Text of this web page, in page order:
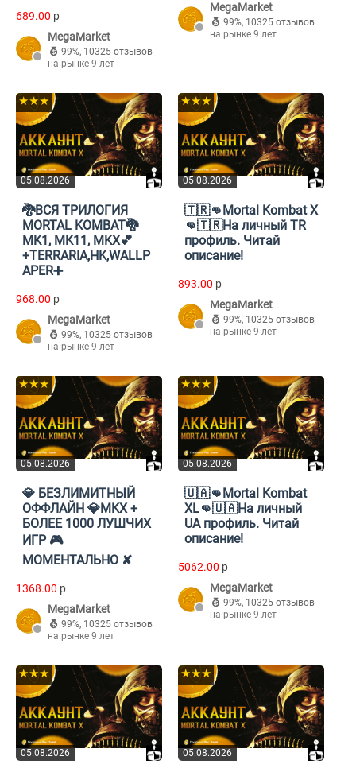
689.00 p
MegaMarket
99%, 10325 отзывов
на рынке 9 лет
MegaMarket
99%, 10325 отзывов
на рынке 9 лет
05.08.2026
★★★
🐉ВСЯ ТРИЛОГИЯ
MORTAL KOMBAT🐉
MK1, MK11, MKX💕
+TERRARIA,HK,WALLP
APER➕
968.00 p
MegaMarket
99%, 10325 отзывов
на рынке 9 лет
05.08.2026
★★★
🇹🇷👊Mortal Kombat X
👊🇹🇷На личный TR
профиль. Читай
описание!
893.00 p
MegaMarket
99%, 10325 отзывов
на рынке 9 лет
05.08.2026
★★★
💎 БЕЗЛИМИТНЫЙ
ОФФЛАЙН 💎MKX +
БОЛЕЕ 1000 ЛУШЧИХ
ИГР 🎮
МОМЕНТАЛЬНО ✘
1368.00 p
MegaMarket
99%, 10325 отзывов
на рынке 9 лет
05.08.2026
★★★
🇺🇦👊Mortal Kombat
XL👊🇺🇦На личный
UA профиль. Читай
описание!
5062.00 p
MegaMarket
99%, 10325 отзывов
на рынке 9 лет
05.08.2026
★★★
05.08.2026
★★★